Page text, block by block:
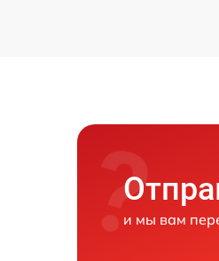
и мы вам